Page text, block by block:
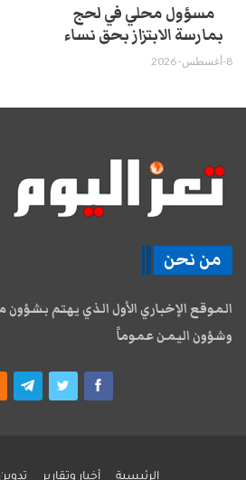
مسؤول محلي في لحج
بمارسة الابتزاز بحق نساء
8-أغسطس- 2026
من نحن
الموقع الإخباري الأول الذي يهتم
وشؤون اليمن عموماً
الرئيسية أخبار وتقارير